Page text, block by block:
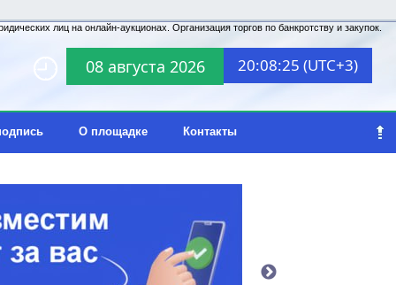
08 августа 2026 20:08:25 (UTC+3)
лиц на онлайн-аукционах. Организация торгов по банкротству и закупок.
О площадке Контакты